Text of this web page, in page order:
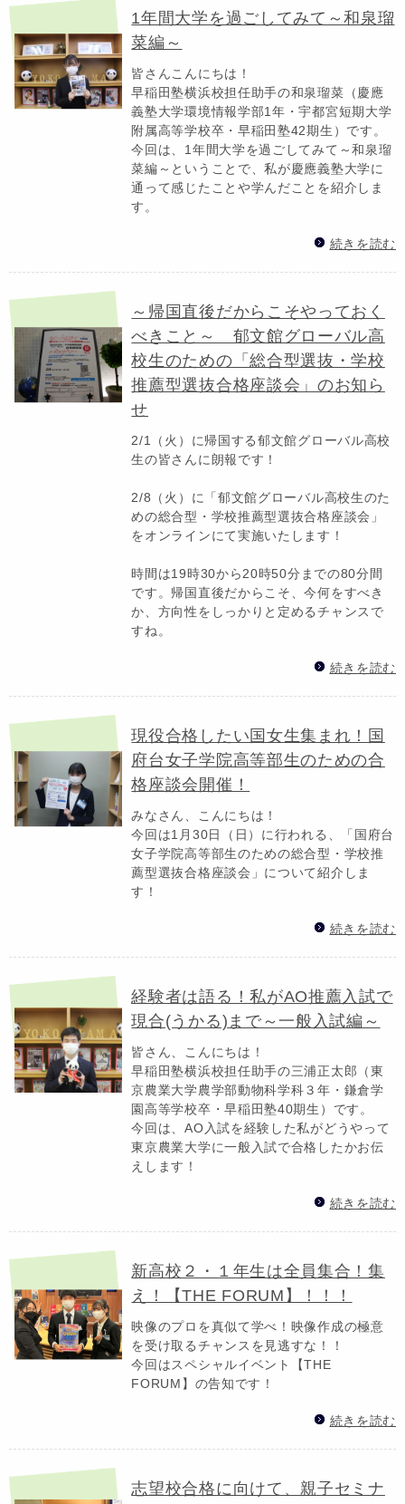
1年間大学を過ごしてみて～和泉瑠
菜編～
皆さんこんにちは！
早稲田塾横浜校担任助手の和泉瑠菜（慶應
義塾大学環境情報学部1年・宇都宮短期大学
附属高等学校卒・早稲田塾42期生）です。
今回は、1年間大学を過ごしてみて～和泉瑠
菜編～ということで、私が慶應義塾大学に
通って感じたことや学んだことを紹介しま
す。
続きを読む
～帰国直後だからこそやっておく
べきこと～ 郁文館グローバル高
校生のための「総合型選抜・学校
推薦型選抜合格座談会」のお知ら
せ
2/1（火）に帰国する郁文館グローバル高校
生の皆さんに朗報です！
2/8（火）に「郁文館グローバル高校生のた
めの総合型・学校推薦型選抜合格座談会」
をオンラインにて実施いたします！
時間は19時30から20時50分までの80分間
です。帰国直後だからこそ、今何をすべき
か、方向性をしっかりと定めるチャンスで
すね。
続きを読む
現役合格したい国女生集まれ！国
府台女子学院高等部生のための合
格座談会開催！
みなさん、こんにちは！
今回は1月30日（日）に行われる、「国府台
女子学院高等部生のための総合型・学校推
薦型選抜合格座談会」について紹介しま
す！
続きを読む
経験者は語る！私がAO推薦入試で
現合(うかる)まで～一般入試編～
皆さん、こんにちは！
早稲田塾横浜校担任助手の三浦正太郎（東
京農業大学農学部動物科学科３年・鎌倉学
園高等学校卒・早稲田塾40期生）です。
今回は、AO入試を経験した私がどうやって
東京農業大学に一般入試で合格したかお伝
えします！
続きを読む
新高校２・１年生は全員集合！集
え！【THE FORUM】！！！
映像のプロを真似て学べ！映像作成の極意
を受け取るチャンスを見逃すな！！
今回はスペシャルイベント【THE
FORUM】の告知です！
続きを読む
志望校合格に向けて、親子セミナ